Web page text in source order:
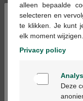
€ 11,24
Bestellen
Op voorraad
alleen bepaalde
selecteren en
te klikken. Je kunt
elk moment wijzigen.
Privacy policy
Deze